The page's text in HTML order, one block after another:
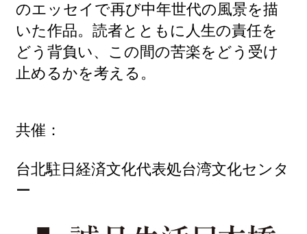
のエッセイで再び中年世代の風景を描
いた作品。読者とともに人生の責任を
どう背負い、この間の苦楽をどう受け
止めるかを考える。
共催：
台北駐日経済文化代表処台湾文化センタ
ー